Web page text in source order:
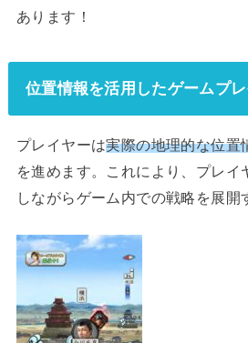
あります！
位置情報を活用したゲームプレ
プレイヤーは実際の地理的な位置
を進めます。これにより、プレイ
しながらゲーム内での戦略を展開